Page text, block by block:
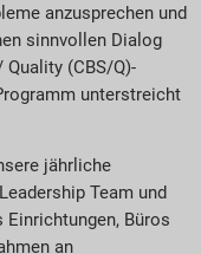
anzusprechen und
sinnvollen Dialog
(CBS/Q)-
unterstreicht
jährliche
Team und
Einrichtungen, Büros
an